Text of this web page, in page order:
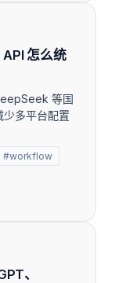
怎么统
等国
少多平台配置
#workflow
、